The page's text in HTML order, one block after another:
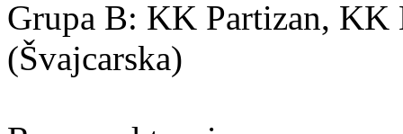
Grupa B: KK Partizan, KK
(Švajcarska)